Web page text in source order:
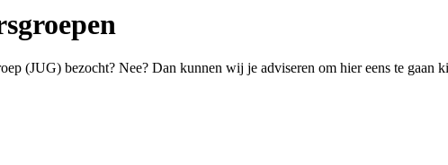
(JUG) bezocht? Nee? Dan kunnen wij je adviseren om hier eens te gaan